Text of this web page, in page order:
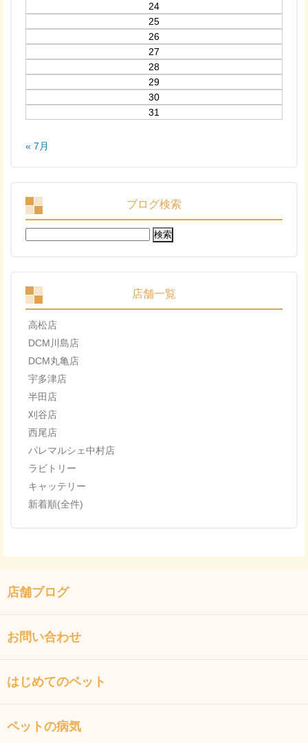
24
25
26
27
28
29
30
31
« 7月
ブログ検索
検
索:
店舗一覧
高松店
DCM川島店
DCM丸亀店
宇多津店
半田店
刈谷店
西尾店
パレマルシェ中村店
ラビトリー
キャッテリー
新着順(全件)
店舗ブログ
お問い合わせ
はじめてのペット
ペットの病気